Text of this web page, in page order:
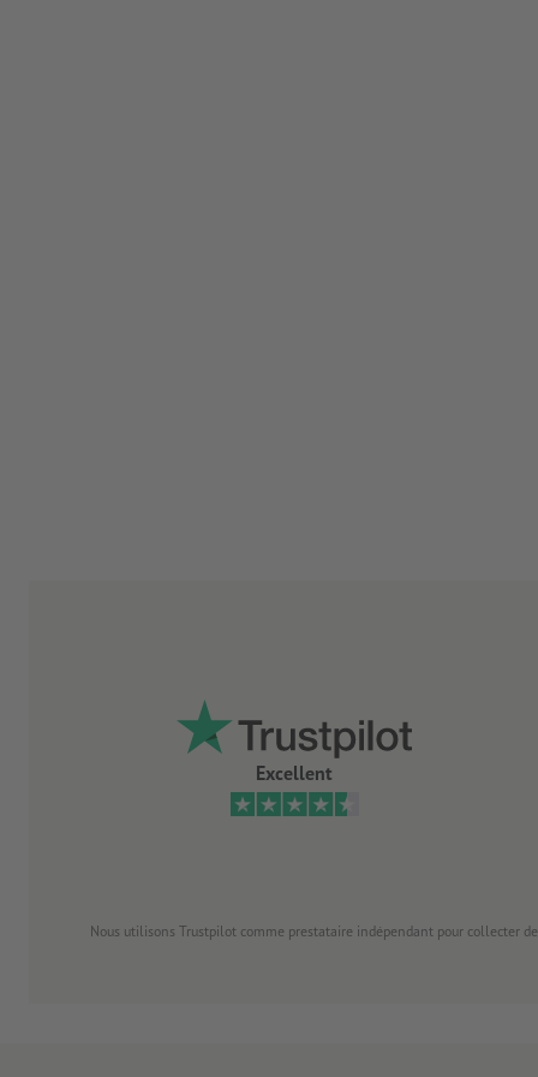
Excellent
Nous utilisons Trustpilot comme prestataire indépendant pour collecter